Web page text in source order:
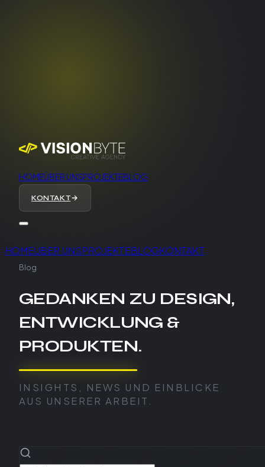
HOMEÜBER UNSPROJEKTEBLOG
KONTAKT
HOMEÜBER UNSPROJEKTEBLOGKONTAKT
Blog
GEDANKEN ZU DESIGN,
ENTWICKLUNG &
PRODUKTEN.
INSIGHTS, NEWS UND EINBLICKE
AUS UNSERER ARBEIT.